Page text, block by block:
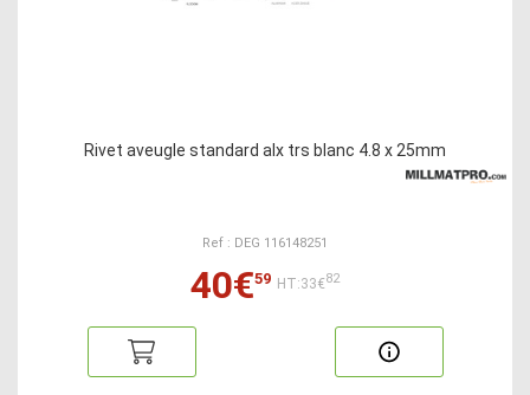
Rivet aveugle standard alx trs blanc 4.8 x 25mm
Ref : DEG 116148251
40€59 HT:33€82